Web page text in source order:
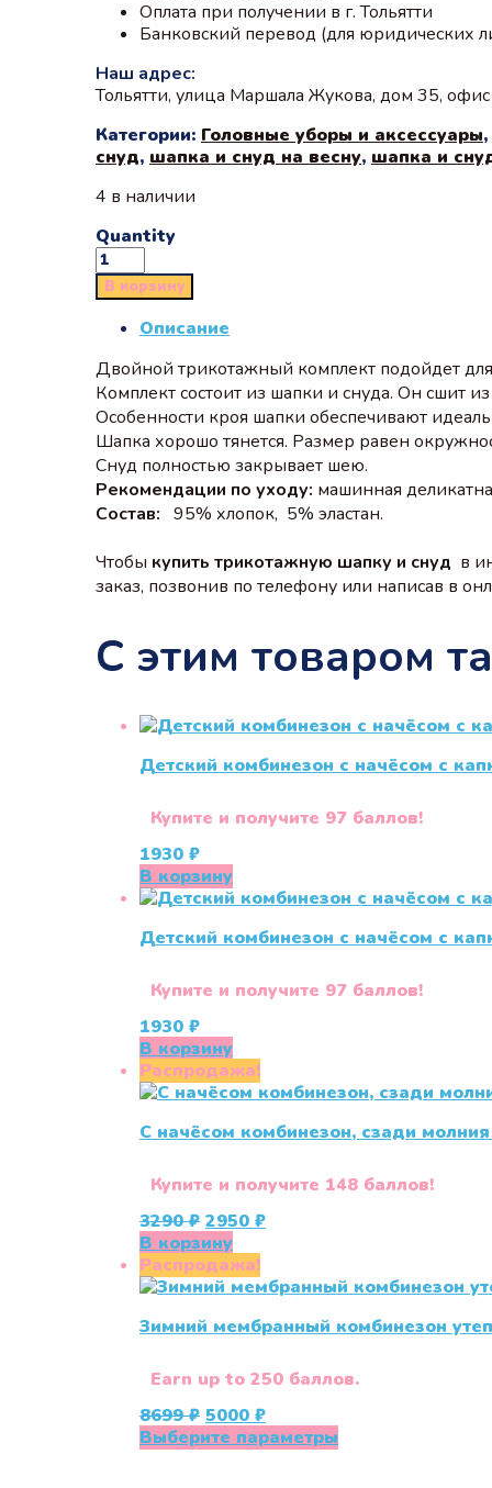
Оплата при получении в г. Тольятти
Банковский перевод (для юридических
Наш адрес:
Тольятти, улица Маршала Жукова, дом 35,
Категории: Головные уборы и аксессуары,
снуд, шапка и снуд на весну, шапка и
4 в наличии
Quantity
В корзину
Описание
Двойной трикотажный комплект подойдет
Комплект состоит из шапки и снуда. Он сшит
Особенности кроя шапки обеспечивают
Шапка хорошо тянется. Размер равен
Снуд полностью закрывает шею.
Рекомендации по уходу: машинная
Состав: 95% хлопок, 5% эластан.
Чтобы купить трикотажную шапку и снуд в
заказ, позвонив по телефону или написав в
С этим товаром
Детский комбинезон с начёсом с
Купите и получите 97 баллов!
1930 ₽
В корзину
Детский комбинезон с начёсом с
Купите и получите 97 баллов!
1930 ₽
В корзину
Распродажа!
С начёсом комбинезон, сзади
Купите и получите 148 баллов!
3290₽ Первоначальная
цена
составляла
3290 ₽.
2950 ₽Текущая
В корзину
Распродажа!
Зимний мембранный комбинезон
Earn up to 250 баллов.
8699₽ Первоначальная
цена
5000 ₽Текущая
цена:
Выберите параметры